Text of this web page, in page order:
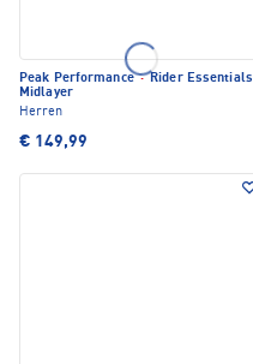
Peak Performance·Rider Essentials
Midlayer
Herren
€ 149,99